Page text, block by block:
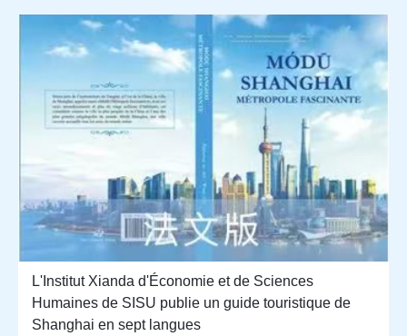
L'Institut Xianda d'Économie et de Sciences
Humaines de SISU publie un guide touristique de
Shanghai en sept langues